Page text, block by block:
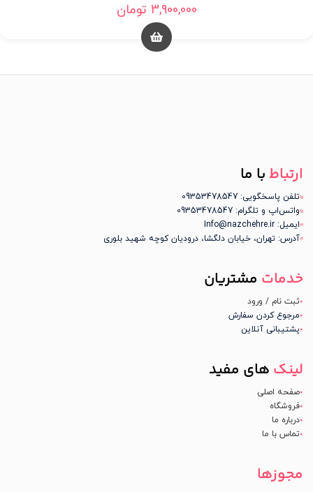
3,900,000 تومان
ارتباط با ما
تلفن پاسخگویی: 09353478547
واتس‌اپ و تلگرام: 09353478547
ایمیل: Info@nazchehre.ir
آدرس: تهران، خیابان دلگشا، درودیان کوچه شهید بلوری
خدمات مشتریان
ثبت نام / ورود
مرجوع کردن سفارش
پشتیبانی آنلاین
لینک های مفید
صفحه اصلی
فروشگاه
درباره ما
تماس با ما
مجوزها